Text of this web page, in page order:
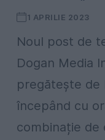
1 APRILIE 2023
Noul post de
Dogan Media
pregătește de
începând cu
combinație de